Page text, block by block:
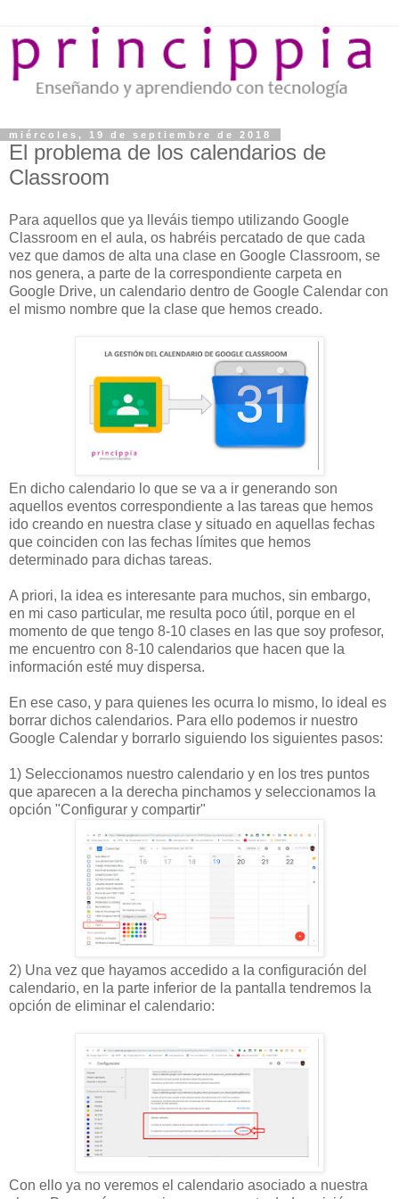
miércoles, 19 de septiembre de 2018
El problema de los calendarios de
Classroom
Para aquellos que ya lleváis tiempo utilizando Google
Classroom en el aula, os habréis percatado de que cada
vez que damos de alta una clase en Google Classroom, se
nos genera, a parte de la correspondiente carpeta en
Google Drive, un calendario dentro de Google Calendar con
el mismo nombre que la clase que hemos creado.
En dicho calendario lo que se va a ir generando son
aquellos eventos correspondiente a las tareas que hemos
ido creando en nuestra clase y situado en aquellas fechas
que coinciden con las fechas límites que hemos
determinado para dichas tareas.
A priori, la idea es interesante para muchos, sin embargo,
en mi caso particular, me resulta poco útil, porque en el
momento de que tengo 8-10 clases en las que soy profesor,
me encuentro con 8-10 calendarios que hacen que la
información esté muy dispersa.
En ese caso, y para quienes les ocurra lo mismo, lo ideal es
borrar dichos calendarios. Para ello podemos ir nuestro
Google Calendar y borrarlo siguiendo los siguientes pasos:
1) Seleccionamos nuestro calendario y en los tres puntos
que aparecen a la derecha pinchamos y seleccionamos la
opción "Configurar y compartir"
2) Una vez que hayamos accedido a la configuración del
calendario, en la parte inferior de la pantalla tendremos la
opción de eliminar el calendario:
Con ello ya no veremos el calendario asociado a nuestra